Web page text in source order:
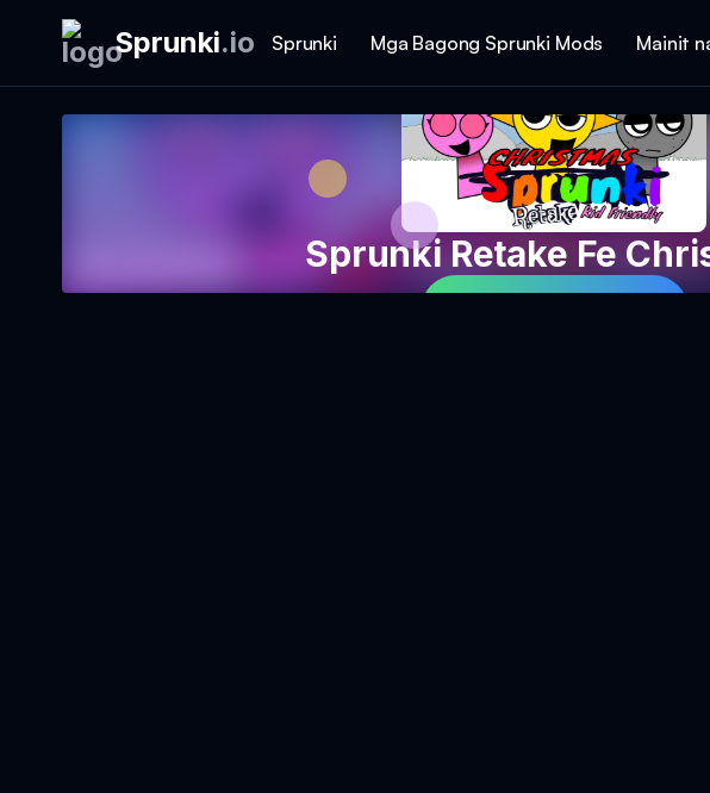
Sprunki.io Sprunki Mga Bagong Sprunki Mods Mainit
Sprunki Retake Fe